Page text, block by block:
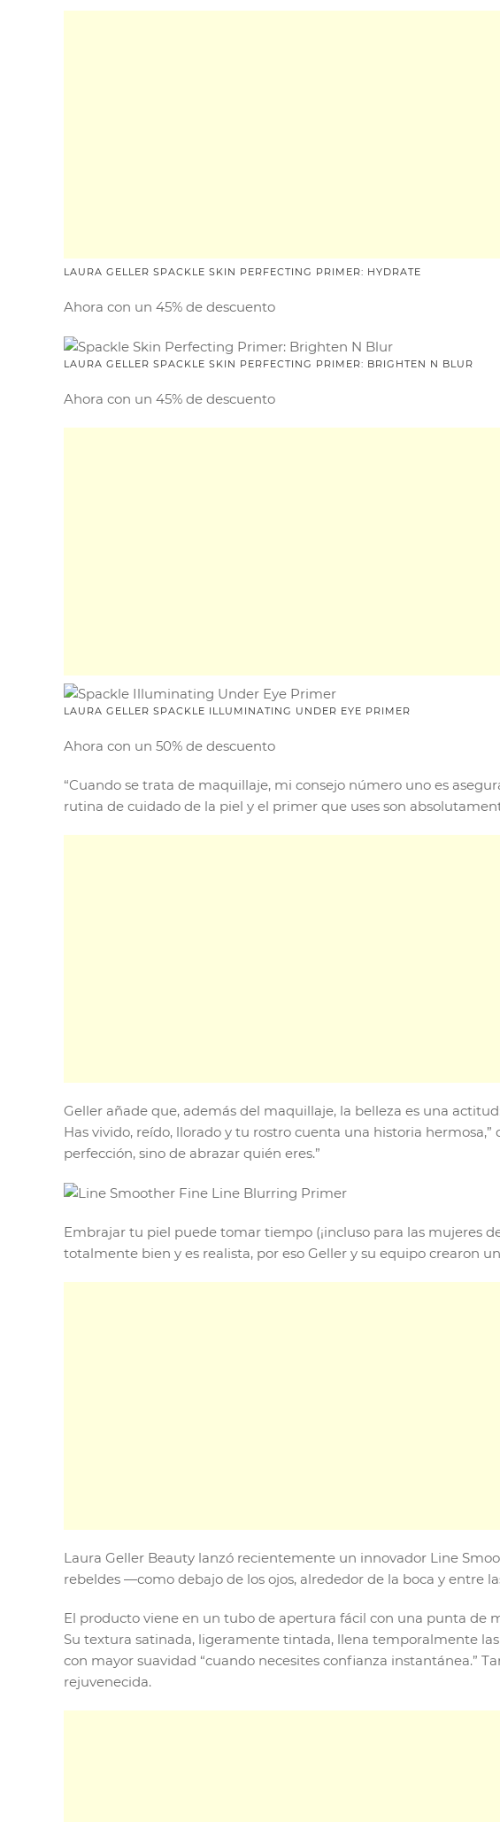
LAURA GELLER SPACKLE SKIN PERFECTING PRIMER: HYDRATE
Ahora con un 45% de descuento
LAURA GELLER SPACKLE SKIN PERFECTING PRIMER: BRIGHTEN N BLUR
Ahora con un 45% de descuento
LAURA GELLER SPACKLE ILLUMINATING UNDER EYE PRIMER
Ahora con un 50% de descuento
“Cuando se trata de maquillaje, mi consejo número uno es
rutina de cuidado de la piel y el primer que uses son
Geller añade que, además del maquillaje, la belleza es una
Has vivido, reído, llorado y tu rostro cuenta una historia
perfección, sino de abrazar quién eres.”
Embrajar tu piel puede tomar tiempo (¡incluso para las mujeres
totalmente bien y es realista, por eso Geller y su equipo crearon
Laura Geller Beauty lanzó recientemente un innovador Line
rebeldes —como debajo de los ojos, alrededor de la boca y entre
El producto viene en un tubo de apertura fácil con una punta de
Su textura satinada, ligeramente tintada, llena temporalmente
con mayor suavidad “cuando necesites confianza instantánea.”
rejuvenecida.